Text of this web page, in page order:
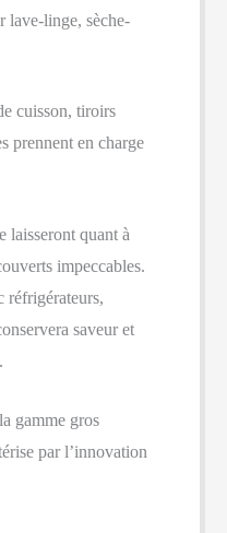
lave-linge, sèche-
cuisson, tiroirs
prennent en charge
laisseront quant à
impeccables.
réfrigérateurs,
saveur et
gamme gros
par l’innovation